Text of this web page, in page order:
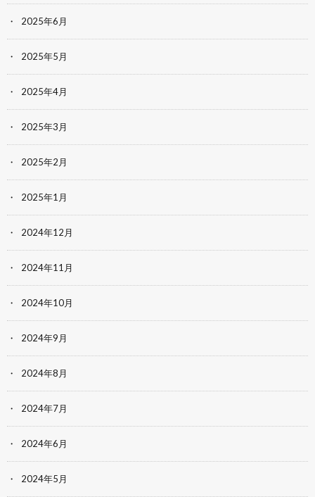
2025年6月
2025年5月
2025年4月
2025年3月
2025年2月
2025年1月
2024年12月
2024年11月
2024年10月
2024年9月
2024年8月
2024年7月
2024年6月
2024年5月